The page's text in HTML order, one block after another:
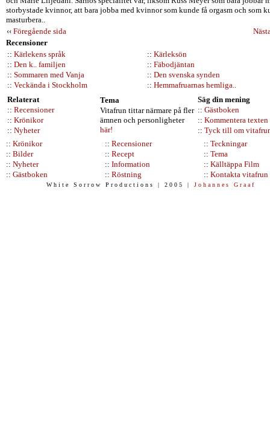
storbystade kvinnor, att bara jobba med kvinnor som kunde få orgasm och som
masturbera..
‹‹ Föregående sida
Recensioner
:: Kärlekens språk
:: Den k.. familjen
:: Sommaren med Vanja
:: Veckända i Stockholm
:: Kärleksön
:: Fäbodjäntan
:: Den svenska synden
:: Hemmafruarnas hemliga..
Relaterat
:: Recensioner
:: Krönikor
:: Nyheter
Tema
Vitafrun tittar närmare på fler
ämnen och personligheter
här!
Säg din mening
:: Gästboken
:: Kommentera texten
:: Tyck till om
:: Krönikor :: Recensioner :: Teckningar
:: Bilder :: Recept :: Tema
:: Nyheter :: Information :: Källtäppa Film
:: Gästboken :: Röstning :: Kontakta vitafrun
W h i t e S o r r o w P r o d u c t i o n s | 2 0 0 5 | J o h a n n e s G r a a f